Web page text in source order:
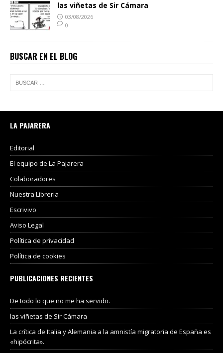
las viñetas de Sir Cámara
03/08/2026
0
BUSCAR EN EL BLOG
LA PAJARERA
Editorial
El equipo de La Pajarera
Colaboradores
Nuestra Libreria
Escrivivo
Aviso Legal
Política de privacidad
Política de cookies
PUBLICACIONES RECIENTES
De todo lo que no me ha servido.
las viñetas de Sir Cámara
La crítica de Italia y Alemania a la amnistía migratoria de España es
«hipócrita».